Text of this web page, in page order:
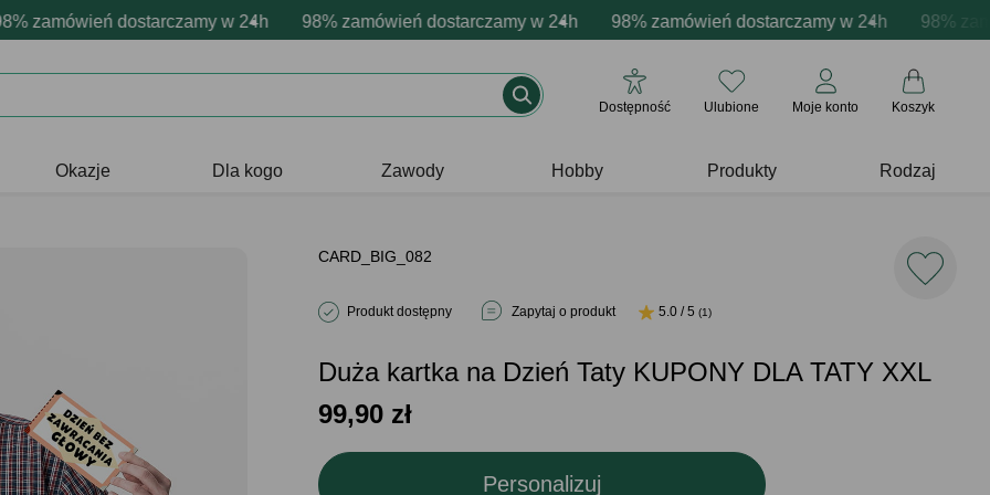
zamówień dostarczamy w 24h 98% zamówień dostarczamy w 24h 98% zamówień dostarczamy w 24h 98%
produktów Profesjonalna i darmowa personalizacja produktów Profesjonalna i darmowa personalizacja
emocje - zawsze udane prezenty Prezentujemy pozytywne emocje - zawsze udane prezenty Prezentujemy
Dostępność Ulubione Moje konto Koszyk
Okazje Dla kogo Zawody Hobby Produkty Rodzaj
CARD_BIG_082
Produkt dostępny Zapytaj o produkt 5.0 / 5(1)
Duża kartka na Dzień Taty KUPONY DLA TATY XXL
99,90 zł
Personalizuj